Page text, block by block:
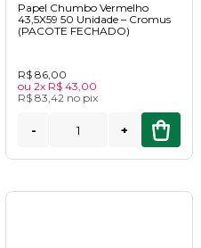
Papel Chumbo Vermelho
43,5X59 50 Unidade – Cromus
(PACOTE FECHADO)
R$ 86,00
ou 2x R$ 43,00
R$ 83,42 no pix
- +